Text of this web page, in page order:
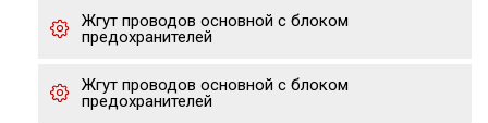
Жгут проводов основной с блоком
предохранителей
Жгут проводов основной с блоком
предохранителей